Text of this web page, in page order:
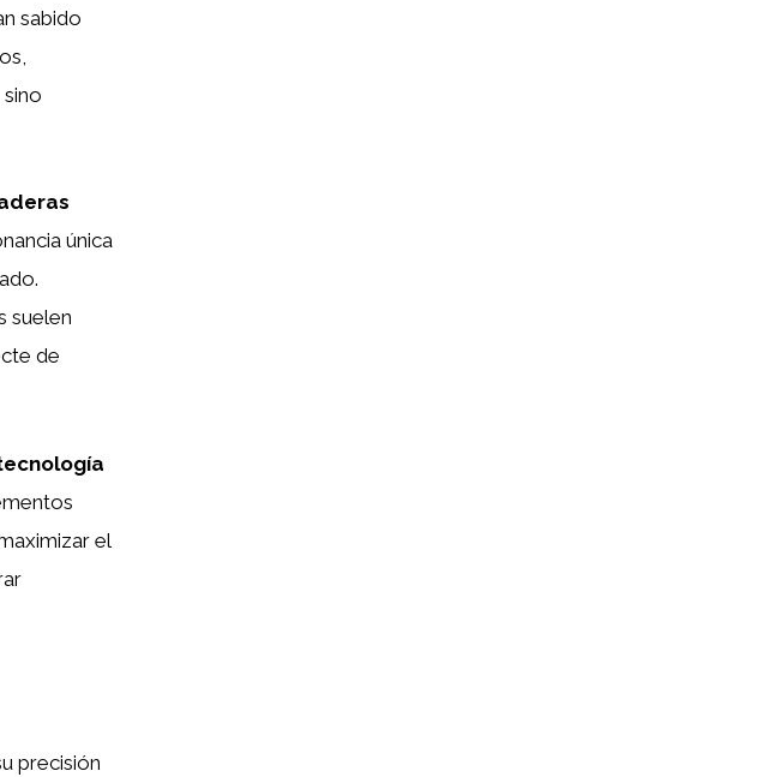
sabido
única
suelen
de
el
precisión